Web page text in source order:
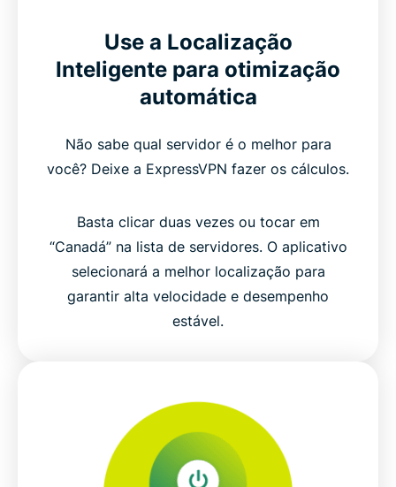
Use a Localização
Inteligente para otimização
automática
Não sabe qual servidor é o melhor para
você? Deixe a ExpressVPN fazer os cálculos.
Basta clicar duas vezes ou tocar em
“Canadá” na lista de servidores. O aplicativo
selecionará a melhor localização para
garantir alta velocidade e desempenho
estável.